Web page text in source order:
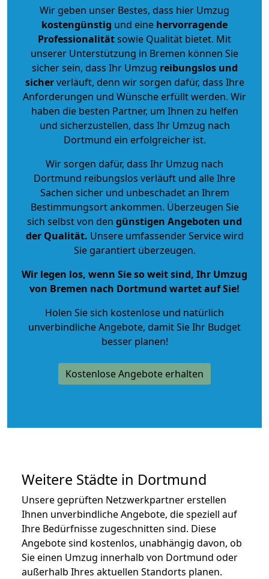
Wir geben unser Bestes, dass hier Umzug
kostengünstig und eine hervorragende
Professionalitätsowie Qualität bietet. Mit
unserer Unterstützung in Bremen können Sie
sicher sein, dass Ihr Umzug reibungslos und
sicherverläuft, denn wir sorgen dafür, dass Ihre
Anforderungen und Wünsche erfüllt werden. Wir
haben die besten Partner, um Ihnen zu helfen
und sicherzustellen, dass Ihr Umzug nach
Dortmund ein erfolgreicher ist.
Wir sorgen dafür, dass Ihr Umzug nach
Dortmund reibungslos verläuft und alle Ihre
Sachen sicher und unbeschadet an Ihrem
Bestimmungsort ankommen. Überzeugen Sie
sich selbst von den günstigen Angeboten und
der Qualität. Unsere umfassender Service wird
Sie garantiert überzeugen.
Wir legen los, wenn Sie so weit sind, Ihr Umzug
von Bremen nach Dortmund wartet auf Sie!
Holen Sie sich kostenlose und natürlich
unverbindliche Angebote, damit Sie Ihr Budget
besser planen!
Kostenlose Angebote erhalten
Weitere Städte in Dortmund
Unsere geprüften Netzwerkpartner erstellen
Ihnen unverbindliche Angebote, die speziell auf
Ihre Bedürfnisse zugeschnitten sind. Diese
Angebote sind kostenlos, unabhängig davon, ob
Sie einen Umzug innerhalb von Dortmund oder
außerhalb Ihres aktuellen Standorts planen.